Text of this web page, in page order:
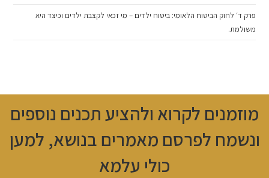
פרק ד׳ לחוק הביטוח הלאומי: ביטוח ילדים – מי זכאי לקצבת ילדים וכיצד היא
משולמת.
מוזמנים לקרוא ולהציע תכנים נוספים
ונשמח לפרסם מאמרים בנושא, למען
כולי עלמא